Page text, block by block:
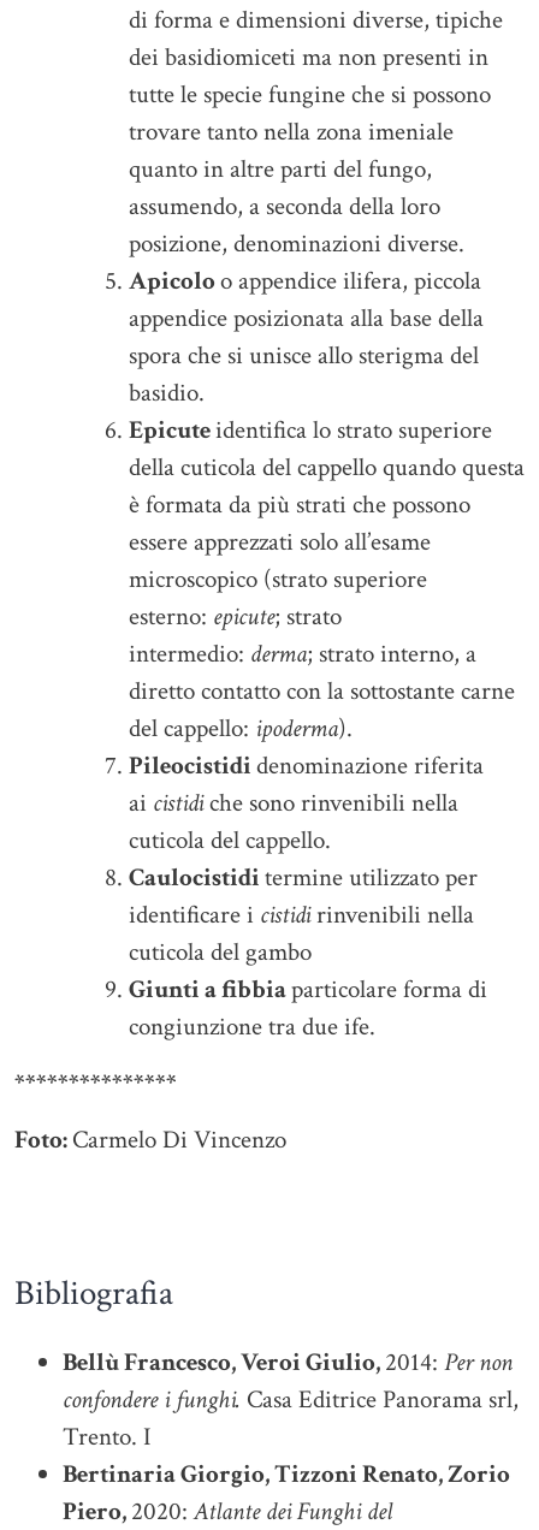
di forma e dimensioni diverse, tipiche
dei basidiomiceti ma non presenti in
tutte le specie fungine che si possono
trovare tanto nella zona imeniale
quanto in altre parti del fungo,
assumendo, a seconda della loro
posizione, denominazioni diverse.
Apicoloo appendice ilifera, piccola
appendice posizionata alla base della
spora che si unisce allo sterigma del
basidio.
Epicuteidentifica lo strato superiore
della cuticola del cappello quando questa
è formata da più strati che possono
essere apprezzati solo all’esame
microscopico (strato superiore
esterno: epicute; strato
intermedio: derma; strato interno, a
diretto contatto con la sottostante carne
del cappello: ipoderma).
Pileocistididenominazione riferita
ai cistidiche sono rinvenibili nella
cuticola del cappello.
Caulocistiditermine utilizzato per
identificare i cistidirinvenibili nella
cuticola del gambo
Giunti a fibbiaparticolare forma di
congiunzione tra due ife.
***************
Foto:Carmelo Di Vincenzo
Bibliografia
Bellù Francesco, Veroi Giulio,2014: Per non
confondere i funghi. Casa Editrice Panorama srl,
Trento. I
Bertinaria Giorgio, Tizzoni Renato, Zorio
Piero,2020:Atlante dei Funghi del